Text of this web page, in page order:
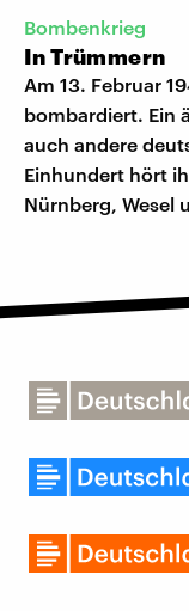
Bombenkrieg
In Trümmern
Am 13. Februar
bombardiert. Ein
auch andere
Einhundert hört
Nürnberg, Wesel